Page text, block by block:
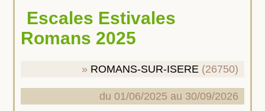
Escales Estivales
Romans 2025
ROMANS-SUR-ISERE (26750)
du 01/06/2025 au 30/09/2026